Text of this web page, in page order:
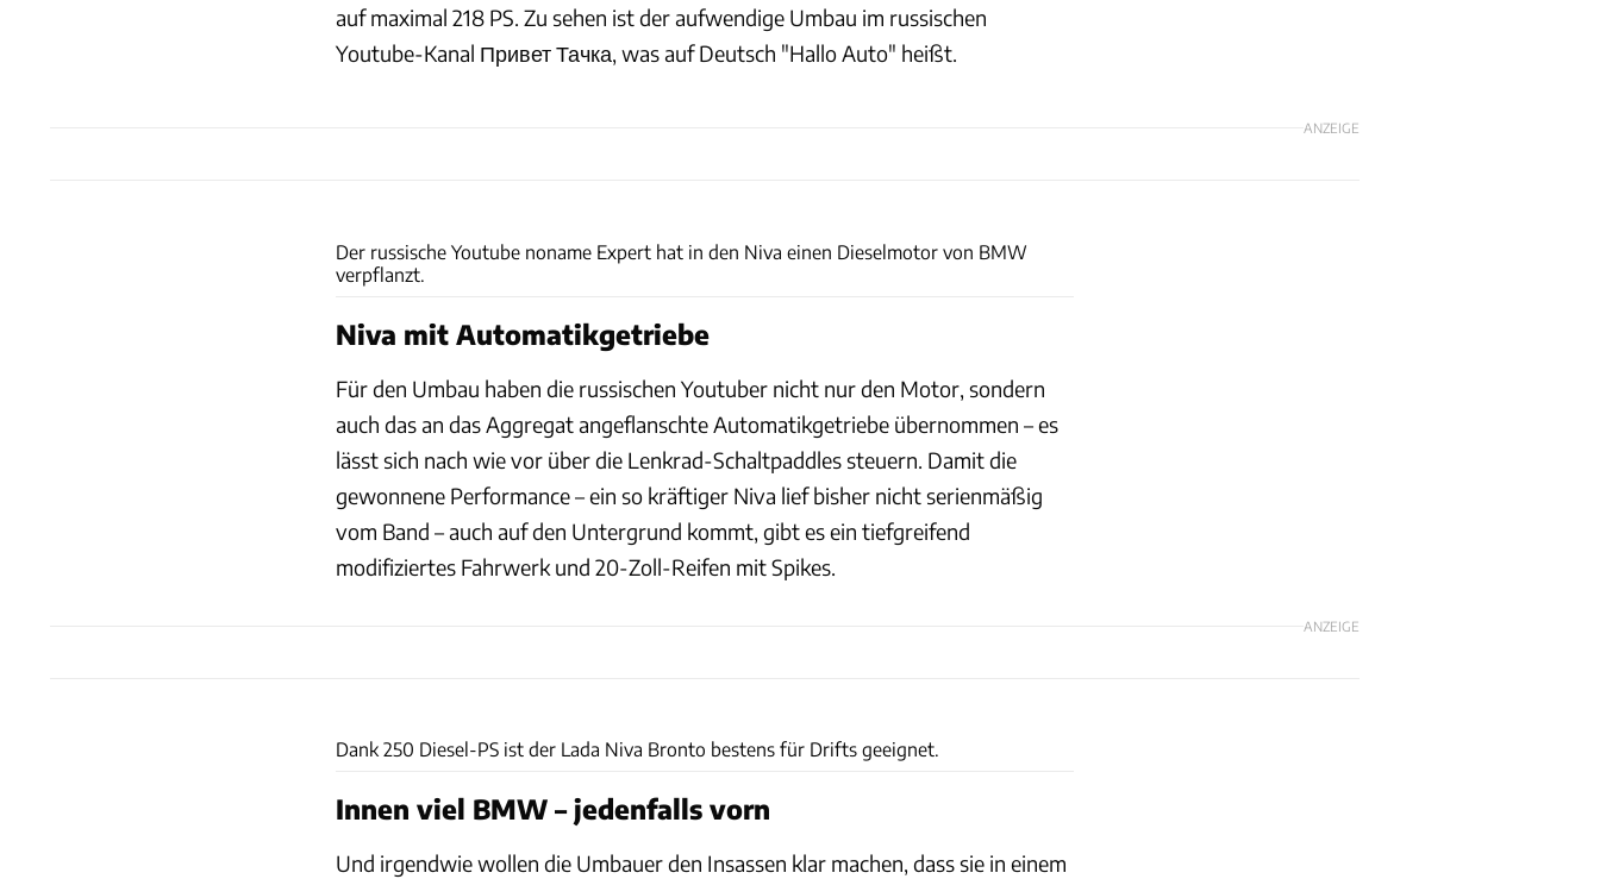
auf maximal 218 PS. Zu sehen ist der aufwendige Umbau im russischen
Youtube-Kanal Привет Тачка, was auf Deutsch "Hallo Auto" heißt.
ANZEIGE
Der russische Youtube noname Expert hat in den Niva einen Dieselmotor von BMW
verpflanzt.
Niva mit Automatikgetriebe
Für den Umbau haben die russischen Youtuber nicht nur den Motor, sondern
auch das an das Aggregat angeflanschte Automatikgetriebe übernommen – es
lässt sich nach wie vor über die Lenkrad-Schaltpaddles steuern. Damit die
gewonnene Performance – ein so kräftiger Niva lief bisher nicht serienmäßig
vom Band – auch auf den Untergrund kommt, gibt es ein tiefgreifend
modifiziertes Fahrwerk und 20-Zoll-Reifen mit Spikes.
ANZEIGE
Dank 250 Diesel-PS ist der Lada Niva Bronto bestens für Drifts geeignet.
Innen viel BMW – jedenfalls vorn
Und irgendwie wollen die Umbauer den Insassen klar machen, dass sie in einem